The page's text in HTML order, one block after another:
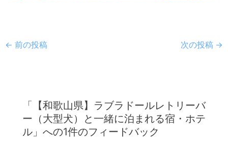
← 前の投稿 次の投稿 →
「【和歌山県】ラブラドールレトリーバ
ー（大型犬）と一緒に泊まれる宿・ホテ
ル」への1件のフィードバック